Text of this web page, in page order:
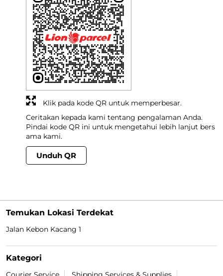
Ceritakan kepada kami tentang pengalaman Anda.
Pindai kode QR ini untuk mengetahui lebih lanjut bers
ama kami.
Unduh QR
Klik pada kode QR untuk memperbesar.
Temukan Lokasi Terdekat
Jalan Kebon Kacang 1
Kategori